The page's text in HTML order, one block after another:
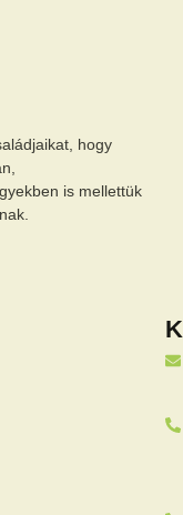
hogy
is mellettük